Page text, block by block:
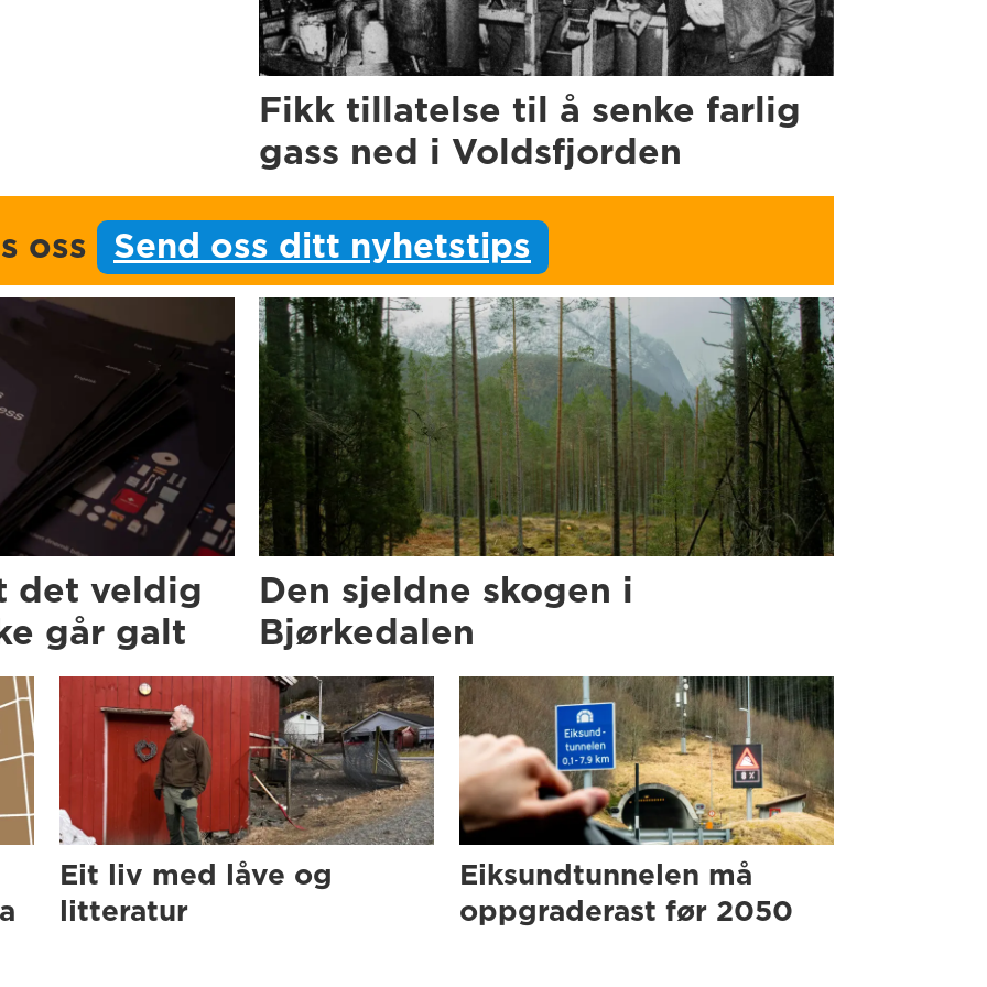
Fikk tillatelse til å senke farlig
gass ned i Voldsfjorden
oss Send oss ditt nyhetstips
det veldig
går galt
Den sjeldne skogen i
Bjørkedalen
Eit liv med låve og
litteratur
Eiksundtunnelen må
oppgraderast før 2050